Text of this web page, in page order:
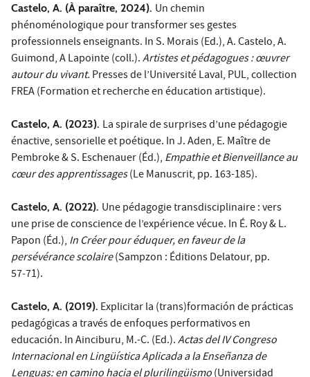
Castelo, A. (À paraître, 2024). Un chemin
phénoménologique pour transformer ses gestes
professionnels enseignants. In S. Morais (Ed.), A. Castelo, A.
Guimond, A Lapointe (coll.).Artistes et pédagogues : œuvrer
autour du vivant. Presses de l’Université Laval, PUL, collection
FREA (Formation et recherche en éducation artistique).
Castelo, A. (2023). La spirale de surprises d’une pédagogie
énactive, sensorielle et poétique. In J. Aden, E. Maître de
Pembroke & S. Eschenauer (Éd.), Empathie et Bienveillance au
cœur des apprentissages(Le Manuscrit, pp. 163-185).
Castelo, A. (2022). Une pédagogie transdisciplinaire : vers
une prise de conscience de l’expérience vécue. In É. Roy & L.
Papon (Éd.), In Créer pour éduquer, en faveur de la
persévérance scolaire(Sampzon : Éditions Delatour, pp.
57‑71).
Castelo, A. (2019). Explicitar la (trans)formación de prácticas
pedagógicas a través de enfoques performativos en
educación. In Ainciburu, M.-C. (Ed.).Actas del IV Congreso
Internacional en Lingüística Aplicada a la Enseñanza de